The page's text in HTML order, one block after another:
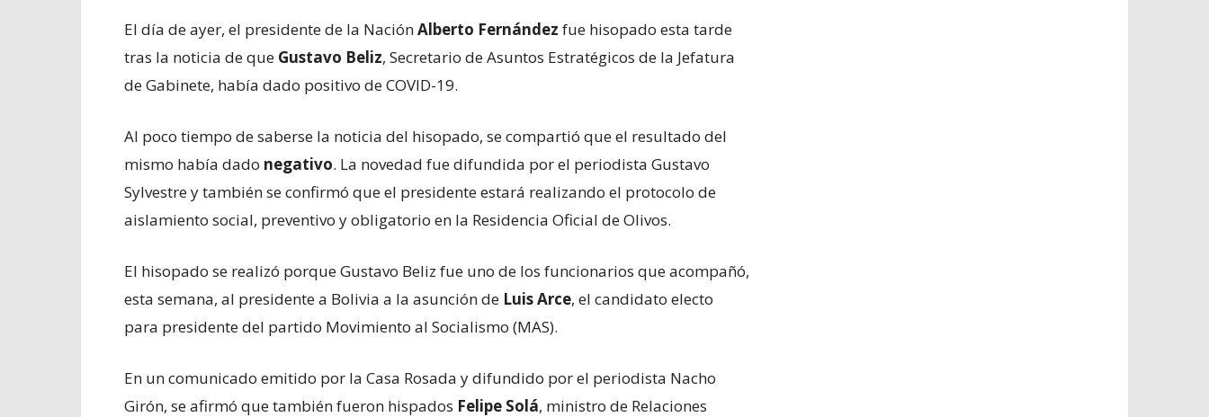
El día de ayer, el presidente de la NaciónAlberto Fernández fue hisopado esta tarde
tras la noticia de que Gustavo Beliz, Secretario de Asuntos Estratégicos de la Jefatura
de Gabinete, había dado positivo de COVID-19.
Al poco tiempo de saberse la noticia del hisopado, se compartió que el resultado del
mismo había dado negativo. La novedad fue difundida por el periodista Gustavo
Sylvestre y también se confirmó que el presidente estará realizando el protocolo de
aislamiento social, preventivo y obligatorio en la Residencia Oficial de Olivos.
El hisopado se realizó porque Gustavo Beliz fue uno de los funcionarios que acompañó,
esta semana, al presidente a Bolivia a la asunción de Luis Arce, el candidato electo
para presidente del partido Movimiento al Socialismo (MAS).
En un comunicado emitido por la Casa Rosada y difundido por el periodista Nacho
Girón, se afirmó que también fueron hispados Felipe Solá, ministro de Relaciones